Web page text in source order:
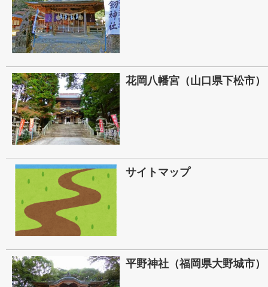
花岡八幡宮（山口県下松市）
サイトマップ
平野神社（福岡県大野城市）